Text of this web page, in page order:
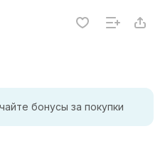
бонусы за покупки